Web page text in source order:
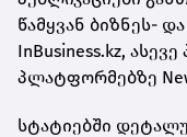
წამყვან ბიზნეს-
InBusiness.kz,
პლატფორმებზე
სტატიებში